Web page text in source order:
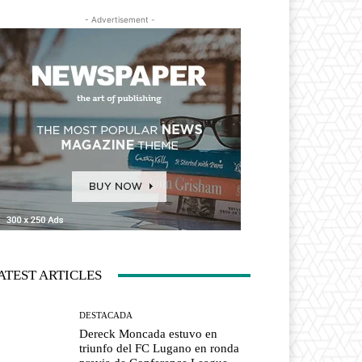
- Advertisement -
ARTICLES
DESTACADA
Dereck Moncada estuvo en
triunfo del FC Lugano en ronda